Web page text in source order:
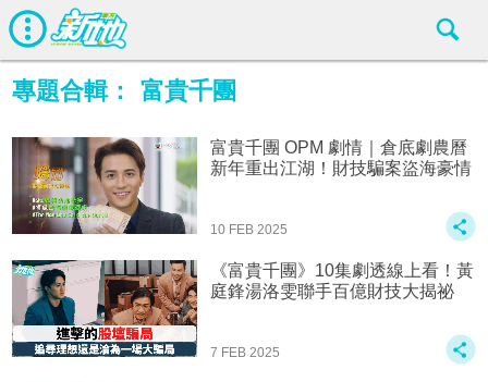
專題合輯： 富貴千團
富貴千團 OPM 劇情｜倉底劇農曆
新年重出江湖！財技騙案盜海豪情
10 FEB 2025
《富貴千團》10集劇透線上看！黃
庭鋒湯洛雯聯手百億財技大揭祕
7 FEB 2025